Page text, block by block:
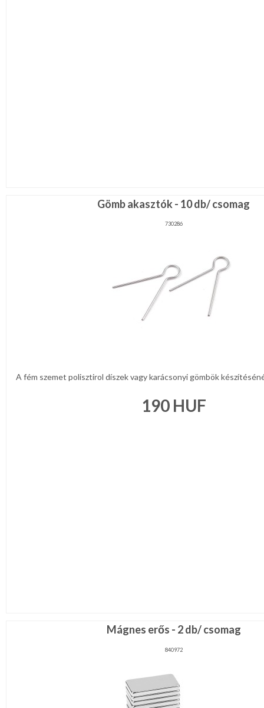
Gömb akasztók - 10 db/ csomag
730286
A fém szemet polisztirol díszek vagy karácsonyi gömbök
190HUF
Mágnes erős - 2 db/ csomag
840972